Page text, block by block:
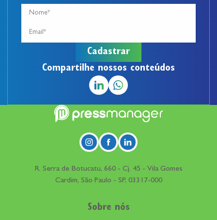
Compartilhe nossos conteúdos
R. Serra de Botucatu, 660 - Cj. 45 - Vila Gomes
Cardim, São Paulo - SP, 03317-000
Sobre nós